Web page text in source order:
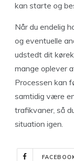
kan starte og
Når du endelig
og eventuelle
udstedt dit
mange oplever
Processen kan
samtidig være
trafikvaner, så
situation igen.